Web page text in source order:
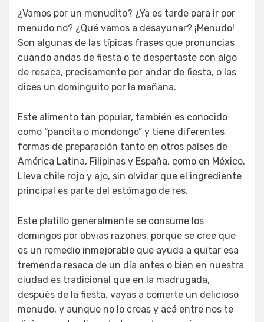
¿Vamos por un menudito? ¿Ya es tarde para ir por
menudo no? ¿Qué vamos a desayunar? ¡Menudo!
Son algunas de las típicas frases que pronuncias
cuando andas de fiesta o te despertaste con algo
de resaca, precisamente por andar de fiesta, o las
dices un dominguito por la mañana.
Este alimento tan popular, también es conocido
como “pancita o mondongo” y tiene diferentes
formas de preparación tanto en otros países de
América Latina, Filipinas y España, como en México.
Lleva chile rojo y ajo, sin olvidar que el ingrediente
principal es parte del estómago de res.
Este platillo generalmente se consume los
domingos por obvias razones, porque se cree que
es un remedio inmejorable que ayuda a quitar esa
tremenda resaca de un día antes o bien en nuestra
ciudad es tradicional que en la madrugada,
después de la fiesta, vayas a comerte un delicioso
menudo, y aunque no lo creas y acá entre nos te